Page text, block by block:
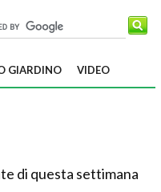
GIARDINO VIDEO
di questa settimana